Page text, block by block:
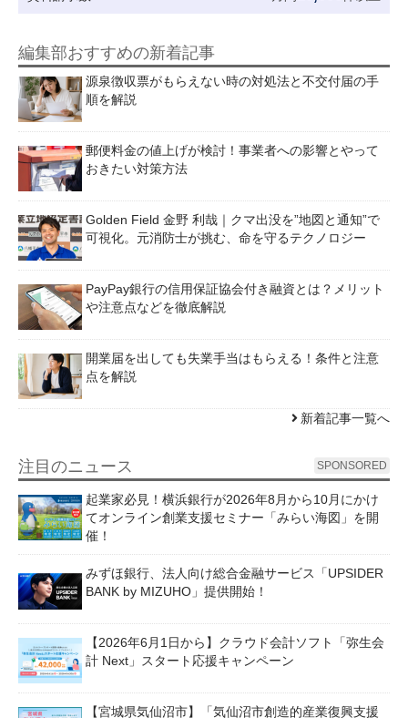
編集部おすすめの新着記事
源泉徴収票がもらえない時の対処法と不交付届の手
順を解説
郵便料金の値上げが検討！事業者への影響とやって
おきたい対策方法
Golden Field 金野 利哉｜クマ出没を”地図と通知”で
可視化。元消防士が挑む、命を守るテクノロジー
PayPay銀行の信用保証協会付き融資とは？メリット
や注意点などを徹底解説
開業届を出しても失業手当はもらえる！条件と注意
点を解説
新着記事一覧へ
注目のニュース SPONSORED
起業家必見！横浜銀行が2026年8月から10月にかけ
てオンライン創業支援セミナー「みらい海図」を開
催！
みずほ銀行、法人向け総合金融サービス「UPSIDER
BANK by MIZUHO」提供開始！
【2026年6月1日から】クラウド会計ソフト「弥生会
計 Next」スタート応援キャンペーン
【宮城県気仙沼市】「気仙沼市創造的産業復興支援